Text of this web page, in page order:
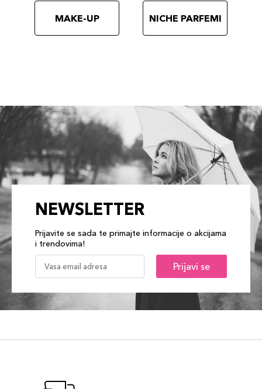
MAKE-UP NICHE PARFEMI
NEWSLETTER
Prijavite se sada te primajte informacije o akcijama
i trendovima!
Prijavi se